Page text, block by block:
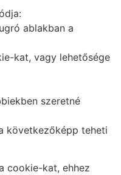
ablakban a
kat, vagy lehetősége
szeretné
következőképp teheti
cookie-kat, ehhez